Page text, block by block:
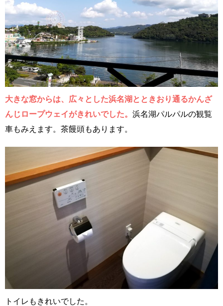
大きな窓からは、広々とした浜名湖とときおり通るかんざ
んじロープウェイがきれいでした。 浜名湖パルパルの観覧
車もみえます。茶饅頭もあります。
トイレもきれいでした。